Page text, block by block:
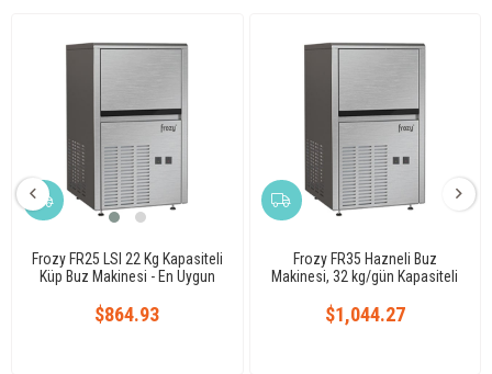
Frozy FR25 LSI 22 Kg Kapasiteli
Küp Buz Makinesi - En Uygun
$864.93
Frozy FR35 Hazneli Buz
Makinesi, 32 kg/gün Kapasiteli
$1,044.27